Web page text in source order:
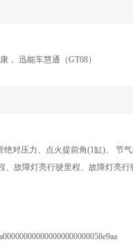
， 迅能车慧通（GT08）
对压力、点火提前角(1缸)、 节
、故障灯亮行驶里程、故障灯亮